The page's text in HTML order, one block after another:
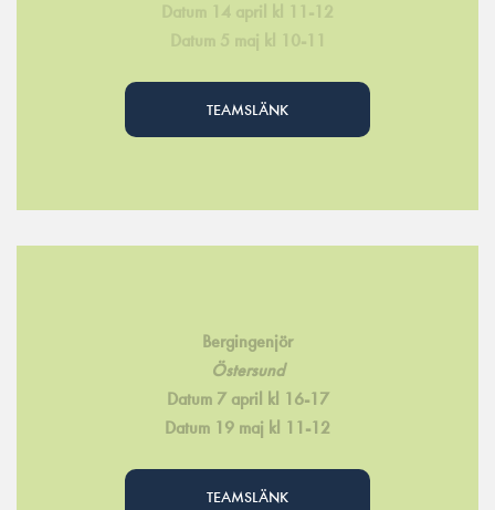
Datum 14 april kl 11-12
Datum 5 maj kl 10-11
TEAMSLÄNK
Bergingenjör
Östersund
Datum 7 april kl 16-17
Datum 19 maj kl 11-12
TEAMSLÄNK